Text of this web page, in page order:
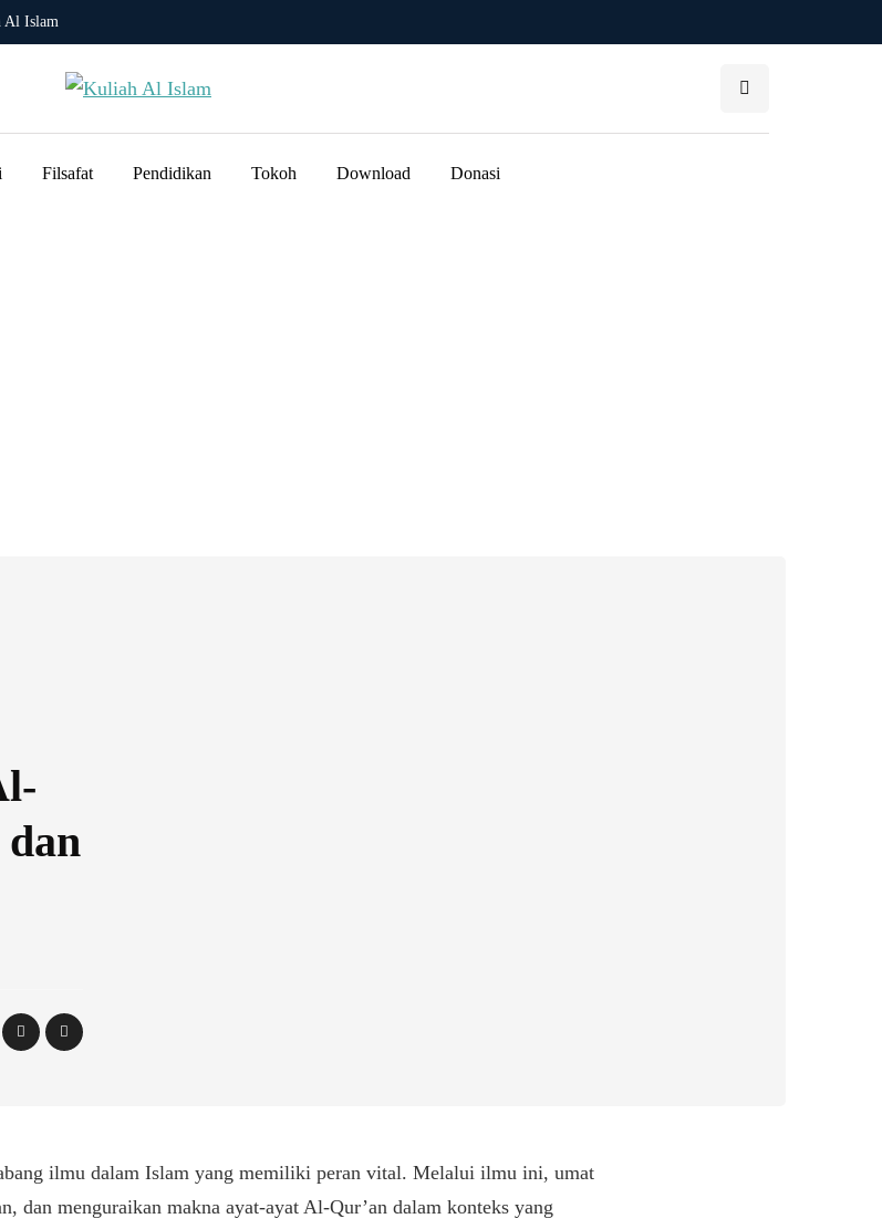
Al Islam
Filsafat Pendidikan Tokoh Download Donasi
ilmu dalam Islam yang memiliki peran vital. Melalui ilmu ini, umat
dan menguraikan makna ayat-ayat Al-Qur’an dalam konteks yang